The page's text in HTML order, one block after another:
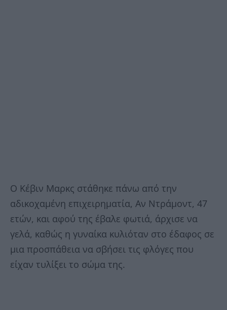
Ο Κέβιν Μαρκς στάθηκε πάνω από την
αδικοχαμένη επιχειρηματία, Αν Ντράμοντ, 47
ετών, και αφού της έβαλε φωτιά, άρχισε να
γελά, καθώς η γυναίκα κυλιόταν στο έδαφος σε
μια προσπάθεια να σβήσει τις φλόγες που
είχαν τυλίξει το σώμα της.